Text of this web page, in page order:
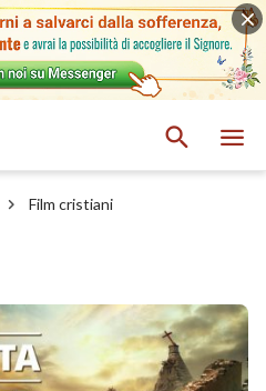
Film cristiani